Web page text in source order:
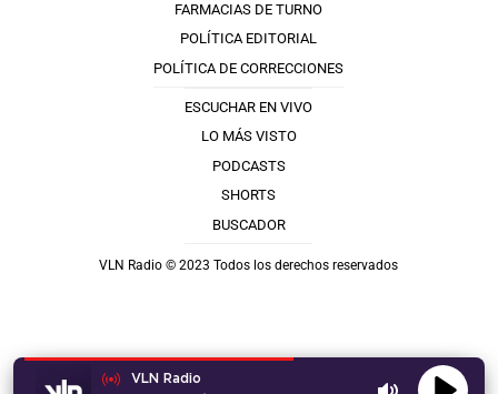
VLN Radio
FARMACIAS DE TURNO
POLÍTICA EDITORIAL
POLÍTICA DE CORRECCIONES
ESCUCHAR EN VIVO
LO MÁS VISTO
PODCASTS
SHORTS
BUSCADOR
VLN Radio © 2023 Todos los derechos reservados